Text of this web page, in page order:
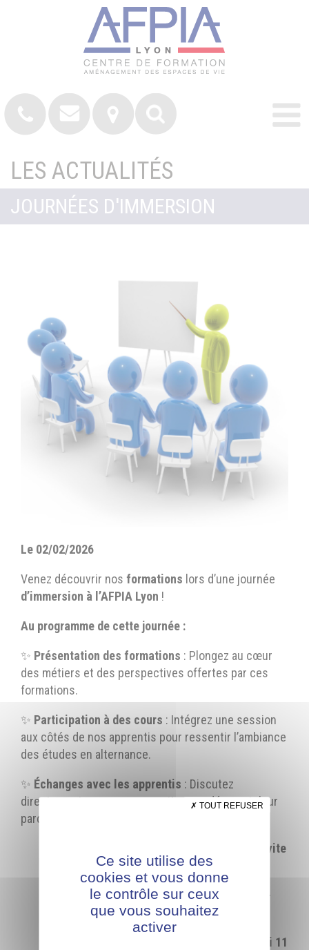
LES ACTUALITÉS
JOURNÉES D'IMMERSION
Le 02/02/2026
Venez découvrir nos formations lors d’une journée
d’immersion à l’AFPIA Lyon !
Au programme de cette journée :
✨ Présentation des formations : Plongez au cœur
des métiers et des perspectives offertes par ces
formations.
✨ Participation à des cours : Intégrez une session
aux côtés de nos apprentis pour ressentir l’ambiance
des études en alternance.
✨ Échanges avec les apprentis : Discutez
directement avec nos apprentis pour découvrir leur
parcours et leurs expériences en entreprise.
Inscrivez-vous vite
!
BTS ERA et DRB: Mardi 17 février (9h-
16h) et Jeudi 19 février (9h-16h)
: Mercredi 11
Ce site utilise des
cookies et vous donne
le contrôle sur ceux
que vous souhaitez
activer
TOUT REFUSER